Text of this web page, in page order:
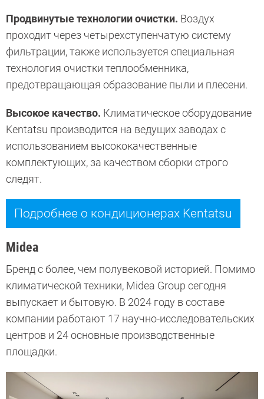
Продвинутые технологии очистки. Воздух
проходит через четырехступенчатую систему
фильтрации, также используется специальная
технология очистки теплообменника,
предотвращающая образование пыли и плесени.
Высокое качество. Климатическое оборудование
Kentatsu производится на ведущих заводах с
использованием высококачественные
комплектующих, за качеством сборки строго
следят.
Подробнее о кондиционерах Kentatsu
Midea
Бренд с более, чем полувековой историей. Помимо
климатической техники, Midea Group сегодня
выпускает и бытовую. В 2024 году в составе
компании работают 17 научно-исследовательских
центров и 24 основные производственные
площадки.